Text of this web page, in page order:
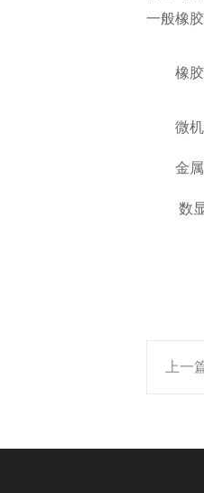
一般橡
橡胶拉
微机控
金属
数显
上一